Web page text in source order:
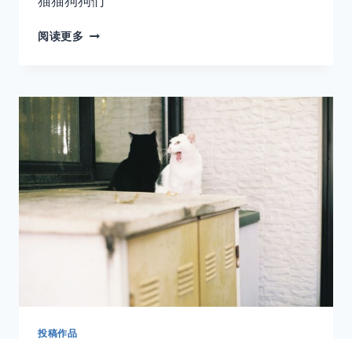
阅读更多 [10742]
狗
投稿作品